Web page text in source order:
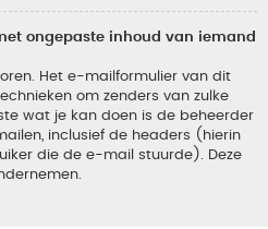
ongepaste inhoud van iemand
Het e-mailformulier van dit
om zenders van zulke
wat je kan doen is de beheerder
inclusief de headers (hierin
die de e-mail stuurde). Deze